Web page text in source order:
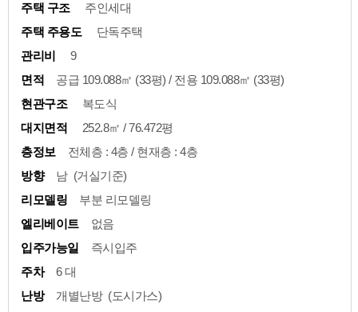
주택 구조
주인세대
주택 주용도
단독주택
관리비
9
면적
공급 109.088㎡ (33평) / 전용 109.088㎡ (33평)
현관구조
복도식
대지면적
252.8㎡ / 76.472평
층정보
전체층 : 4층 / 현재층 : 4층
방향
남 (거실기준)
리모델링
부분 리모델링
엘리베이트
없음
입주가능일
즉시입주
주차
6 대
난방
개별난방 (도시가스)